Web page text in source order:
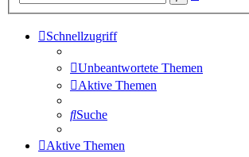
Schnellzugriff
Unbeantwortete Themen
Aktive Themen
Suche
Aktive Themen